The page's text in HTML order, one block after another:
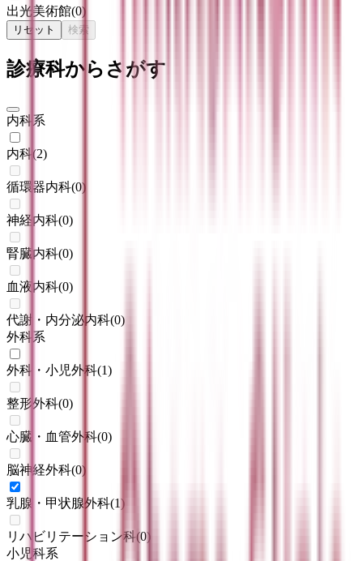
出光美術館(0)
リセット 検索
診療科からさがす
内科系
内科(2)
循環器内科(0)
神経内科(0)
腎臓内科(0)
血液内科(0)
代謝・内分泌内科(0)
外科系
外科・小児外科(1)
整形外科(0)
心臓・血管外科(0)
脳神経外科(0)
乳腺・甲状腺外科(1)
リハビリテーション科(0)
小児科系